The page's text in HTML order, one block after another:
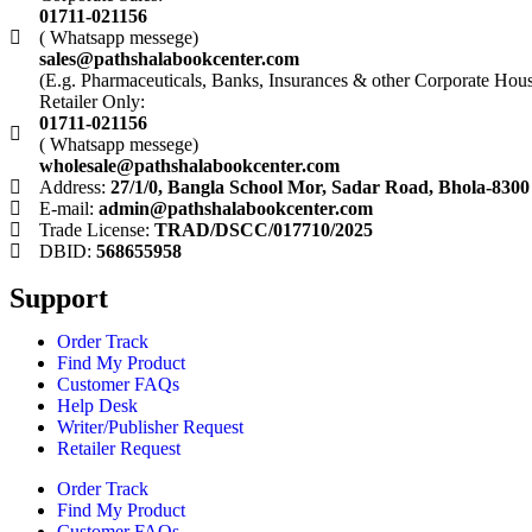
01711-021156
( Whatsapp messege)
sales@pathshalabookcenter.com
(E.g. Pharmaceuticals, Banks, Insurances & other Corporate
Retailer Only:
01711-021156
( Whatsapp messege)
wholesale@pathshalabookcenter.com
Address: 27/1/0, Bangla School Mor, Sadar Road, Bhola-8300
E-mail: admin@pathshalabookcenter.com
Trade License: TRAD/DSCC/017710/2025
DBID: 568655958
Support
Order Track
Find My Product
Customer FAQs
Help Desk
Writer/Publisher Request
Retailer Request
Order Track
Find My Product